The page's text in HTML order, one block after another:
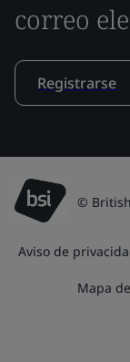
correo
Registrarse
©
Aviso de
Mapa